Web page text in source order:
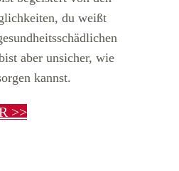
du weißt
aber unsicher, wie
kannst.
>>